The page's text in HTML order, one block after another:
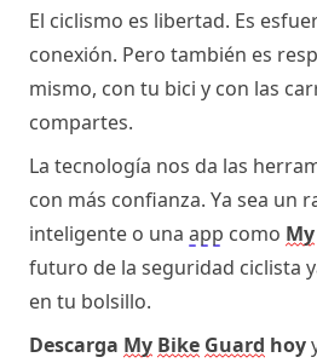
El ciclismo es libertad. Es
conexión. Pero también es
mismo, con tu bici y con las
compartes.
La tecnología nos da las
con más confianza. Ya sea un
inteligente o una app como My
futuro de la seguridad ciclista
en tu bolsillo.
Descarga My Bike Guard hoy